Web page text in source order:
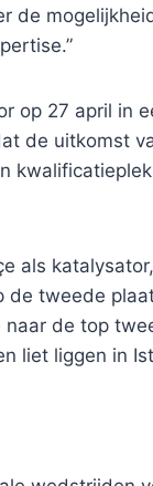
de
op 27 april in
de uitkomst
als
tweede
de top
liet liggen in